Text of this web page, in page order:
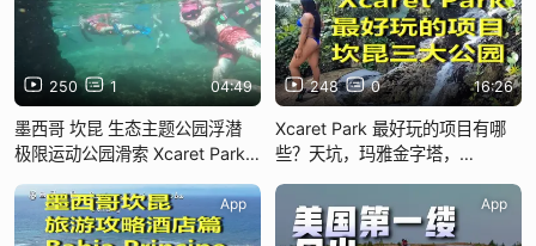
250 1 04:49
墨西哥 坎昆 生态主题公园浮潜
极限运动公园滑索 Xcaret Park
248 0 16:26
Xcaret Park 最好玩的项目有哪
些？天坑，玛雅金字塔，
App App